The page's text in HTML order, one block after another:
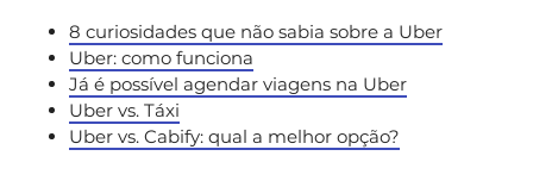
8 curiosidades que não sabia sobre a Uber
Uber: como funciona
Já é possível agendar viagens na Uber
Uber vs. Táxi
Uber vs. Cabify: qual a melhor opção?